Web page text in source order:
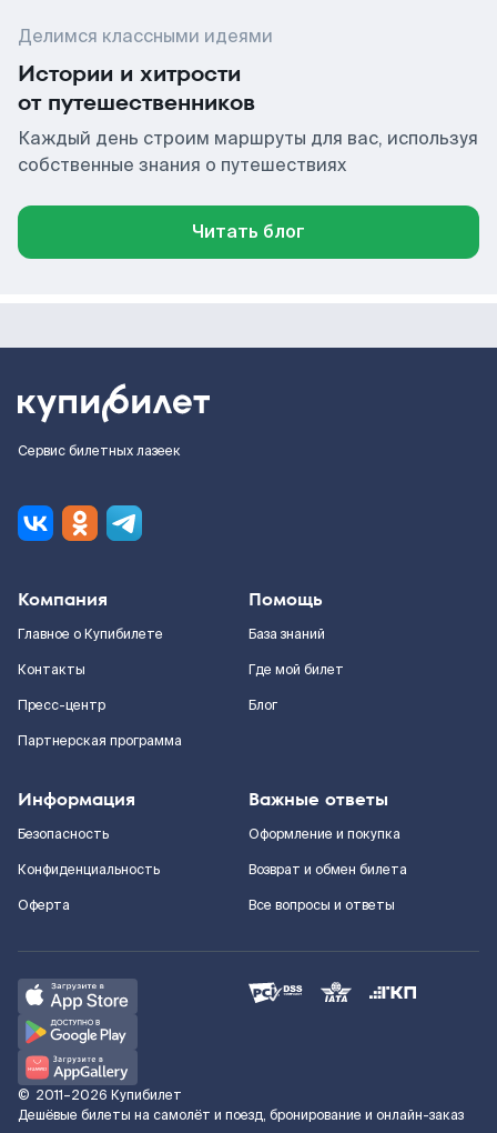
Делимся классными идеями
Истории и хитрости
от путешественников
Каждый день строим маршруты для вас, используя
собственные знания о путешествиях
Читать блог
Сервис билетных лазеек
Компания
Главное о Купибилете
Контакты
Пресс-центр
Партнерская программа
Помощь
База знаний
Где мой билет
Блог
Информация
Безопасность
Конфиденциальность
Оферта
Важные ответы
Оформление и покупка
Возврат и обмен билета
Все вопросы и ответы
© 2011–2026 Купибилет
Дешёвые билеты на самолёт и поезд, бронирование и онлайн-заказ